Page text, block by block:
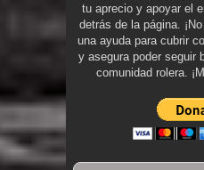
tu aprecio y apoyar el
detrás de la página.
una ayuda para cubrir
y asegura poder seguir
comunidad rolera.